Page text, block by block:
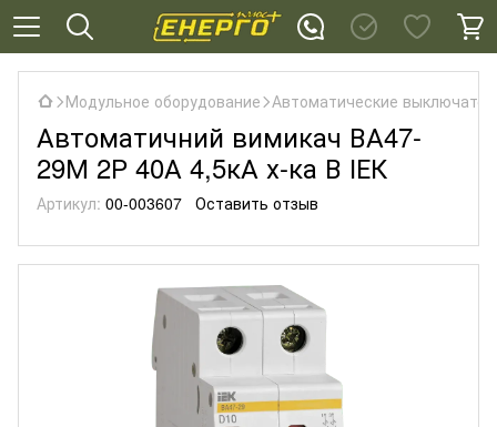
Модульное оборудование Автоматические
Автоматичний вимикач ВА47-
29М 2Р 40А 4,5кА х-ка В ІЕК
Артикул: 00-003607 Оставить отзыв